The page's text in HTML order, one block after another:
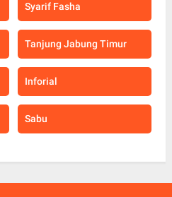
Syarif Fasha
Tanjung Jabung Timur
Inforial
Sabu